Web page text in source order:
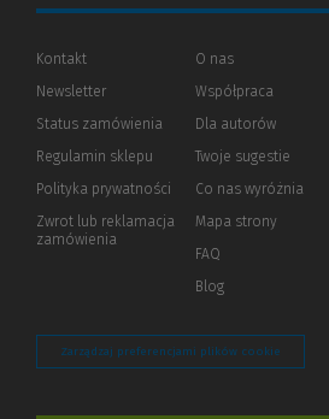
Kontakt
Newsletter
Status zamówienia
Regulamin sklepu
Polityka prywatności (Nowe
(Link
innej
Zwrot lub reklamacja
zamówienia
O nas
Współpraca
Dla autorów(Nowe
(Link
innej
strony)
Twoje sugestie
Co nas wyróżnia
Mapa strony
FAQ
Blog
Zarządzaj preferencjami plików cookie